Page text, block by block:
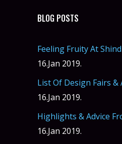
BLOG POSTS
Feeling Fruity At
16.Jan 2019.
List Of Design Fairs &
16.Jan 2019.
Highlights & Advice
16.Jan 2019.